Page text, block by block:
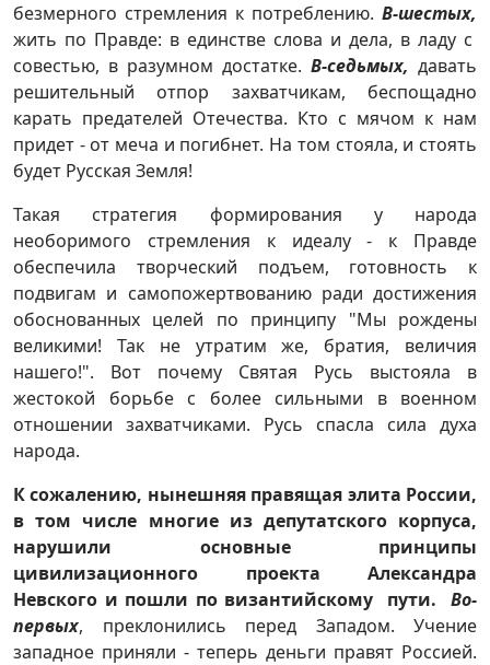
безмерного стремления к потреблению. В-шестых,
жить по Правде: в единстве слова и дела, в ладу с
совестью, в разумном достатке. В-седьмых, давать
решительный отпор захватчикам, беспощадно
карать предателей Отечества. Кто с мячом к нам
придет - от меча и погибнет. На том стояла, и стоять
будет Русская Земля!
Такая стратегия формирования у народа
необоримого стремления к идеалу - к Правде
обеспечила творческий подъем, готовность к
подвигам и самопожертвованию ради достижения
обоснованных целей по принципу "Мы рождены
великими! Так не утратим же, братия, величия
нашего!". Вот почему Святая Русь выстояла в
жестокой борьбе с более сильными в военном
отношении захватчиками. Русь спасла сила духа
народа.
К сожалению, нынешняя правящая элита России,
в том числе многие из депутатского корпуса,
нарушили основные принципы
цивилизационного проекта Александра
Невского и пошли по византийскому пути.
Во-
первых, преклонились перед Западом. Учение
западное приняли - теперь деньги правят Россией.